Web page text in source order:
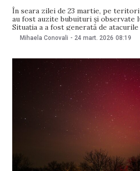
În seara zilei de 23 martie, pe
au fost auzite bubuituri și observate
Situația a a fost generată de
loc pe teritoriul Ucrainei, în
Mihaela Conovali - 24 mart. 2026 08:19